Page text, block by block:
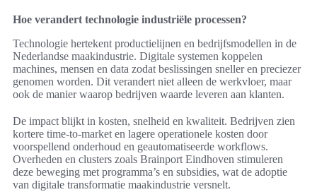
Hoe verandert technologie industriële processen?
Technologie hertekent productielijnen en bedrijfsmodellen in de
Nederlandse maakindustrie. Digitale systemen koppelen
machines, mensen en data zodat beslissingen sneller en preciezer
genomen worden. Dit verandert niet alleen de werkvloer, maar
ook de manier waarop bedrijven waarde leveren aan klanten.
De impact blijkt in kosten, snelheid en kwaliteit. Bedrijven zien
kortere time-to-market en lagere operationele kosten door
voorspellend onderhoud en geautomatiseerde workflows.
Overheden en clusters zoals Brainport Eindhoven stimuleren
deze beweging met programma’s en subsidies, wat de adoptie
van digitale transformatie maakindustrie versnelt.